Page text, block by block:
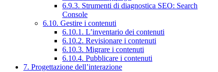
6.9.3. Strumenti di diagnostica SEO: Search
Console
6.10. Gestire i contenuti
6.10.1. L’inventario dei contenuti
6.10.2. Revisionare i contenuti
6.10.3. Migrare i contenuti
6.10.4. Pubblicare i contenuti
7. Progettazione dell’interazione